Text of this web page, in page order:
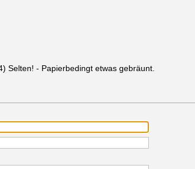
Selten! - Papierbedingt etwas gebräunt.